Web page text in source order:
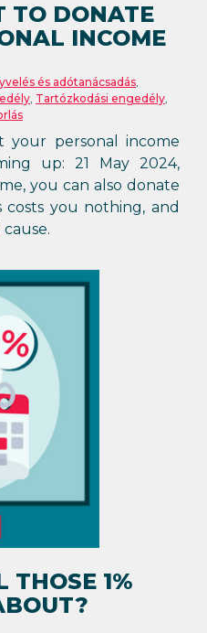
TO DONATE
INCOME
és adótanácsadás,
, Tartózkodási engedély,
your personal income
up: 21 May 2024,
you can also donate
costs you nothing, and
THOSE 1%